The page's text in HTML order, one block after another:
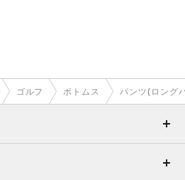
ゴルフ ボトムス パンツ(ロング